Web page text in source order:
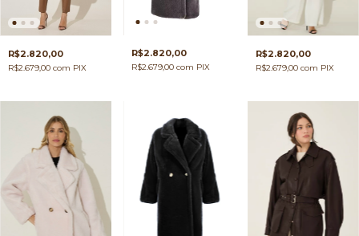
R$2.820,00
R$2.679,00 com PIX
R$2.820,00
R$2.679,00com PIX
R$2.820,00
R$2.679,00 com PIX